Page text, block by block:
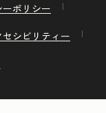
ポリシー
シビリティー